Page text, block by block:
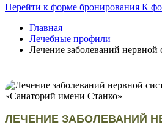
Перейти к форме бронирования К
Главная
Лечебные профили
Лечение заболеваний нервной
ЛЕЧЕНИЕ ЗАБОЛЕВАНИЙ